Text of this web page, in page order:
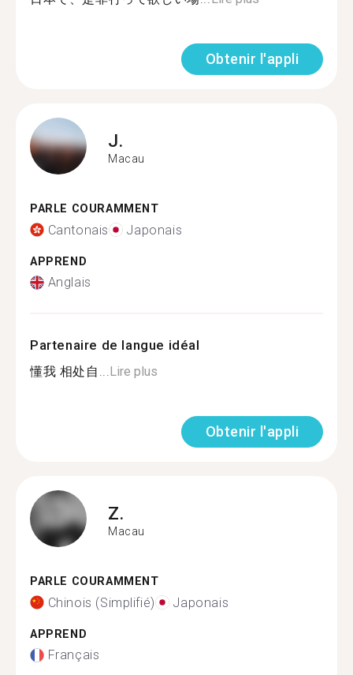
Obtenir l'appli
J.
Macau
PARLE COURAMMENT
Cantonais Japonais
APPREND
Anglais
Partenaire de langue idéal
懂我 相处自...Lire plus
Obtenir l'appli
Z.
Macau
PARLE COURAMMENT
Chinois (Simplifié) Japonais
APPREND
Français